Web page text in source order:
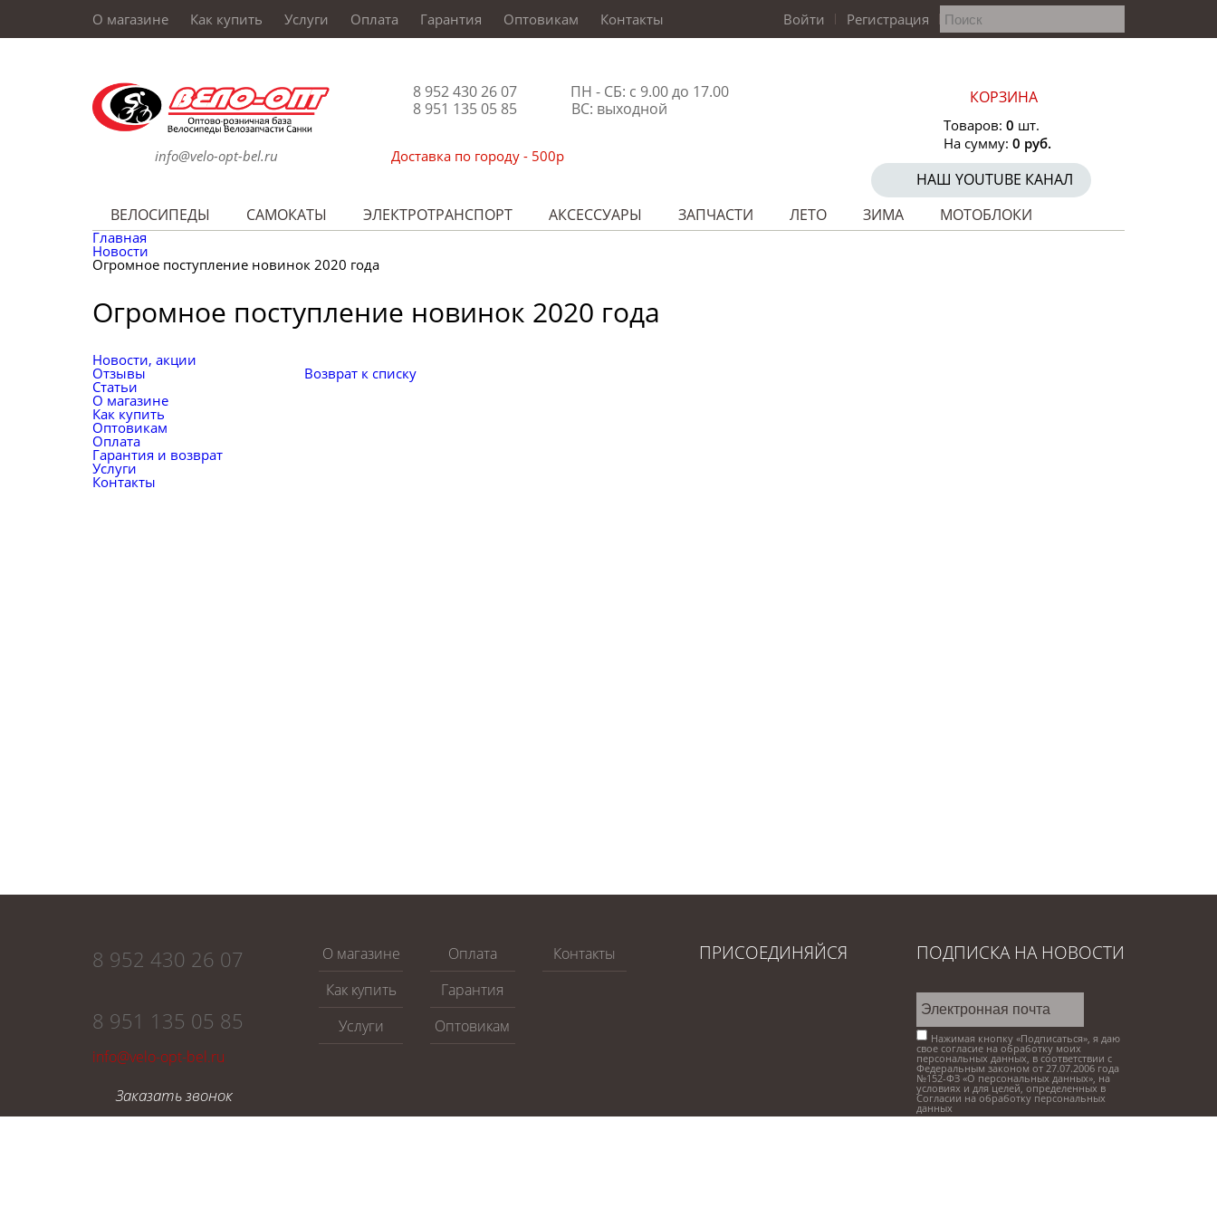
О магазине Как купить Услуги Оплата Гарантия Оптовикам Контакты Войти Регистрация
info@velo-opt-bel.ru
ПН - СБ: с 9.00 до 17.00
ВС: выходной
8 952 430 26 07
8 951 135 05 85
Доставка по городу - 500р
КОРЗИНА
Товаров: 0 шт.
На сумму: 0 руб.
НАШ YOUTUBE КАНАЛ
ВЕЛОСИПЕДЫ
САМОКАТЫ ЭЛЕКТРОТРАНСПОРТ АКСЕССУАРЫ ЗАПЧАСТИ ЛЕТО ЗИМА МОТОБЛОКИ
Главная
Новости
Огромное поступление новинок 2020 года
Огромное поступление новинок 2020 года
Новости, акции
Отзывы
Статьи
О магазине
Как купить
Оптовикам
Оплата
Гарантия и возврат
Услуги
Контакты
Возврат к списку
8 952 430 26 07
8 951 135 05 85
info@velo-opt-bel.ru
Заказать звонок
О магазине
Как купить
Услуги
Оплата
Гарантия
Оптовикам
Контакты ПОДПИСКА НА НОВОСТИ
Нажимая кнопку «Подписаться», я даю
свое согласие на обработку моих
персональных данных, в соответствии с
Федеральным законом от 27.07.2006 года
№152-ФЗ «О персональных данных», на
условиях и для целей, определенных в
Согласии на обработку персональных
данных
ПРИСОЕДИНЯЙСЯ
Заказать звонок